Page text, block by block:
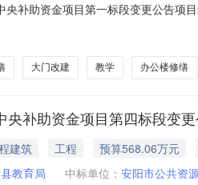
补助资金项目第一标段变更公告项
号文批准建设，招标人为滑县
项目概况与招标范围2.1项目名称：
大门改建 教学 办公楼修缮
补助资金项目第四标段变
建筑 工程 预算568.06万元
教育局 中标单位： 安阳市公共资